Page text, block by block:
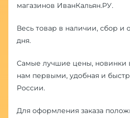
магазинов ИванКальян.РУ.
Весь товар в наличии, сбор и
дня.
Самые лучшие цены, новинки
нам первыми, удобная и
России.
Для оформления заказа